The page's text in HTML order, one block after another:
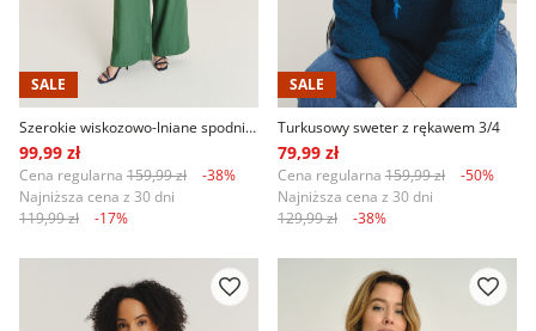
SALE
Szerokie wiskozowo-lniane spodnie w oliwkowym kolorze
99,99 zł
Cena regularna 159,99 zł
-38%
Najniższa cena z 30 dni
119,99 zł
-17%
SALE
Turkusowy sweter z rękawem 3/4
79,99 zł
Cena regularna 159,99 zł
-50%
Najniższa cena z 30 dni
129,99 zł
-38%